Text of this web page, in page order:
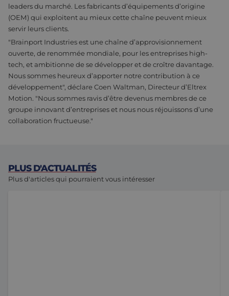
leaders du marché. Les fabricants d’équipements d’origine
(OEM) qui exploitent au mieux cette chaîne peuvent mieux
servir leurs clients.
"Brainport Industries est une chaîne d’approvisionnement
ouverte, de renommée mondiale, pour les entreprises high-
tech, et ambitionne de se développer et de croître davantage.
Nous sommes heureux d’apporter notre contribution à ce
développement", déclare Coen Waltman, Directeur d’Eltrex
Motion. "Nous sommes ravis d’être devenus membres de ce
groupe innovant d’entreprises et nous nous réjouissons d’une
collaboration fructueuse."
PLUS D'ACTUALITÉS
Plus d'articles qui pourraient vous intéresser